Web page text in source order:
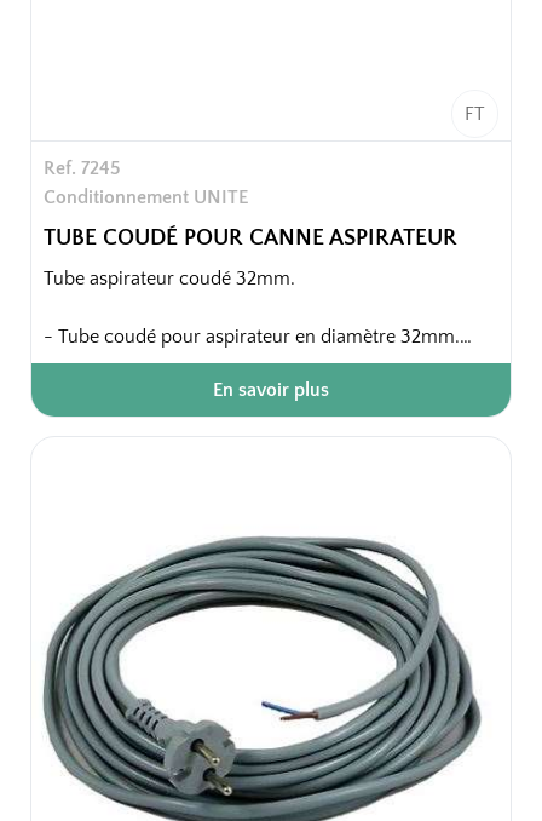
FT
Ref. 7245
Conditionnement UNITE
TUBE COUDÉ POUR CANNE ASPIRATEUR
Tube aspirateur coudé 32mm.
- Tube coudé pour aspirateur en diamètre 32mm.
En savoir plus